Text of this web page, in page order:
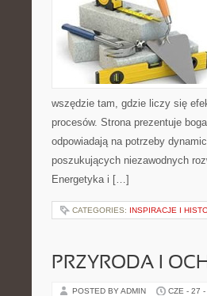
wszędzie tam, gdzie liczy się
procesów. Strona prezentuje
odpowiadają na potrzeby
poszukujących niezawodnych
Energetyka i […]
CATEGORIES: INSPIRACJE I
PRZYRODA I
POSTED BY ADMIN CZE - 27